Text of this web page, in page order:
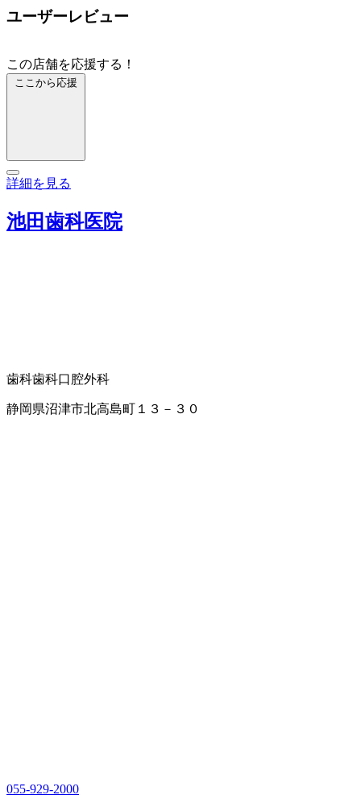
ユーザーレビュー
この店舗を応援する！
ここから応援
詳細を見る
池田歯科医院
歯科歯科口腔外科
静岡県沼津市北高島町１３－３０
055-929-2000